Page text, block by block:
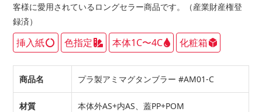
客様に愛用されているロングセラー商品です。（産業財産権登
録済）
挿入紙 色指定 本体1C〜4C 化粧箱
商品名 プラ製アミマグタンブラー #AM01-C
材質 本体外AS+内AS、蓋PP+POM